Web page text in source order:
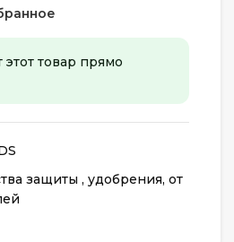
этот товар прямо
защиты , удобрения, от